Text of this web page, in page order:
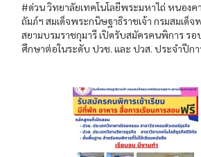
#ด่วน วิทยาลัยเทคโนโลยีพระมหาไถ่ หนองค
ถัมภ์ฯ สมเด็จพระกนิษฐาธิราชเจ้า กรมสมเด็
สยามบรมราชกุมารี เปิดรับสมัครคนพิการ รอ
ศึกษาต่อในระดับ ปวช. และ ปวส. ประจำปีก